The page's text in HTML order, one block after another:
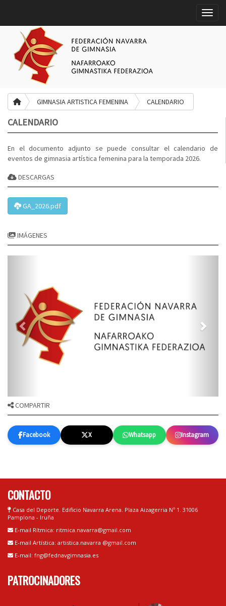
GIMNASIA ARTISTICA FEMENINA CALENDARIO
CALENDARIO
En el documento adjunto se puede consultar el calendario de
eventos de gimnasia artística femenina para la temporada 2026.
DESCARGAS
GA_2026.pdf
IMÁGENES
COMPARTIR
Facebook X Whatsapp Instagram
CONTACTO
Casa del Deporte. Edificio Navarra Arena. Plaza Aizagerria Nº 1. 31006
Pamplona - Iruña
E-mail Rítmica: ritmica.navarra@gmail.com
E-mail Artística: artistica.navarra @gmail.com
E-mail: fng@fednavgimnasia.es
PATROCINADORES